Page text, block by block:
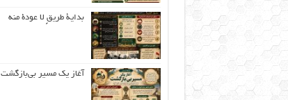
بداية طريقٍ لا عودة منه
آغاز یک مسیر بی‌بازگشت